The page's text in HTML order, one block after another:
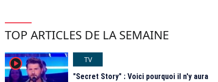
TOP ARTICLES DE LA SEMAINE
player2
TV
"Secret Story" : Voici pourquoi il n'y aura